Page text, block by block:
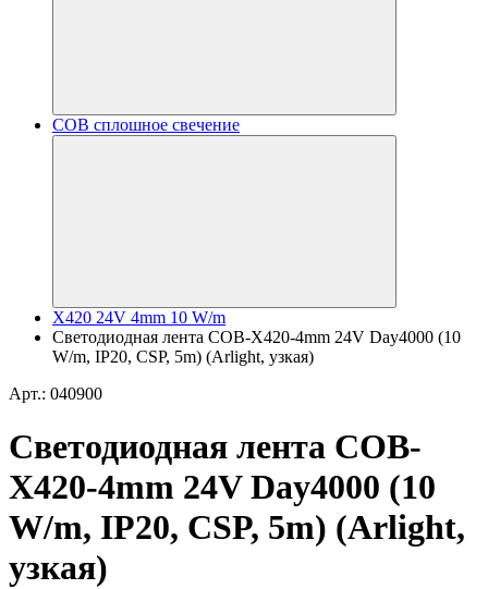
COB сплошное свечение
X420 24V 4mm 10 W/m
Светодиодная лента COB-X420-4mm 24V Day4000 (10
W/m, IP20, CSP, 5m) (Arlight, узкая)
Арт.: 040900
Светодиодная лента COB-
X420-4mm 24V Day4000 (10
W/m, IP20, CSP, 5m) (Arlight,
узкая)